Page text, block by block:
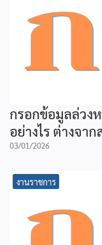
กรอกข้อมูลล่วง
อย่างไร ต่างจา
03/01/2026
งานราชการ